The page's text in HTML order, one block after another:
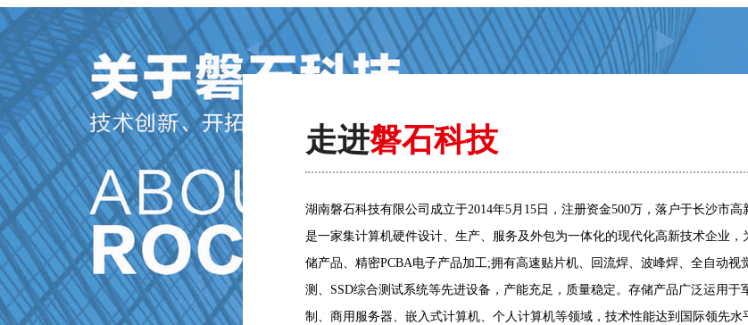
走进磐石科技
湖南磐石科技有限公司成立于2014年5月15日，注册资金500万，落户于长沙市
是一家集计算机硬件设计、生产、服务及外包为一体化的现代化高新技术企业
储产品、精密PCBA电子产品加工;拥有高速贴片机、回流焊、波峰焊、全自动
测、SSD综合测试系统等先进设备，产能充足，质量稳定。存储产品广泛运用
制、商用服务器、嵌入式计算机、个人计算机等领域，技术性能达到国际领先水